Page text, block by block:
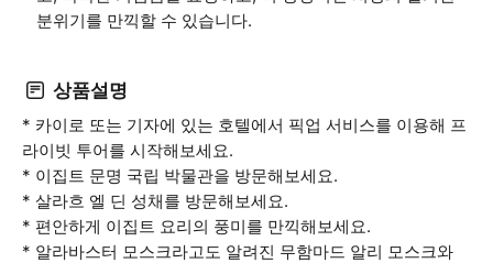
분위기를 만끽할 수 있습니다.
상품설명
* 카이로 또는 기자에 있는 호텔에서 픽업 서비스를 이용해 프
라이빗 투어를 시작해보세요.
* 이집트 문명 국립 박물관을 방문해보세요.
* 살라흐 엘 딘 성채를 방문해보세요.
* 편안하게 이집트 요리의 풍미를 만끽해보세요.
* 알라바스터 모스크라고도 알려진 무함마드 알리 모스크와